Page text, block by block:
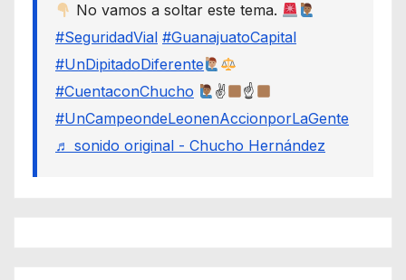
No vamos a soltar este tema.
#SeguridadVial #GuanajuatoCapital
#UnDipitadoDiferente
#CuentaconChucho
✌
☝
#UnCampeondeLeonenAccionporLaGente
♬ sonido original - Chucho Hernández